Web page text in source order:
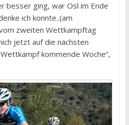
besser ging, war Osl im Ende
ich konnte..(am
zweiten Wettkampftag
jetzt auf die nächsten
kommende Woche“,